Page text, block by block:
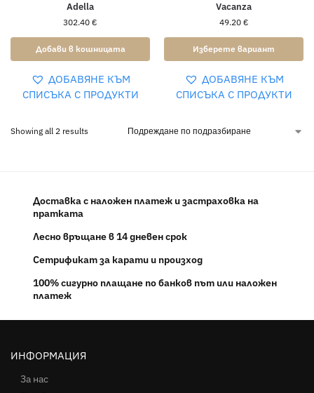
Adella
302.40 €
Добави в кошницата
ДОБАВЯНЕ КЪМ
СПИСЪКА С ПРОДУКТИ
Vacanza
49.20 €
Изберете вариант
ДОБАВЯНЕ КЪМ
СПИСЪКА С ПРОДУКТИ
Showing all 2 results
Доставка с наложен платеж и застраховка на
пратката
Лесно връщане в 14 дневен срок
Сетрификат за карати и произход
100% сигурно плащане по банков път или наложен
платеж
ИНФОРМАЦИЯ
За нас